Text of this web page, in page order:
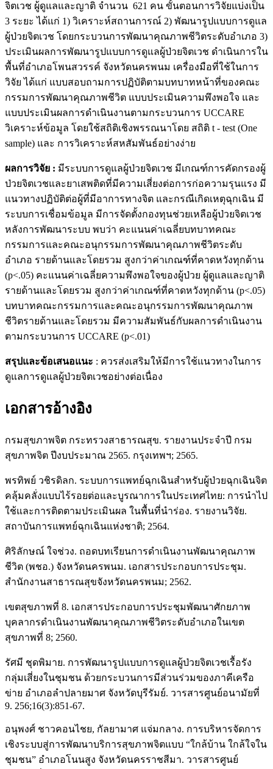
จิตเวช ผู้ดูแลและญาติ จำนวน 621 คน ขั้นตอนการวิจัยแบ่งเป็น
3 ระยะ ได้แก่ 1) วิเคราะห์สถานการณ์ 2) พัฒนารูปแบบการดูแล
ผู้ป่วยจิตเวช โดยกระบวนการพัฒนาคุณภาพชีวิตระดับอำเภอ 3)
ประเมินผลการพัฒนารูปแบบการดูแลผู้ป่วยจิตเวช ดำเนินการใน
พื้นที่อำเภอโพนสวรรค์ จังหวัดนครพนม เครื่องมือที่ใช้ในการ
วิจัย ได้แก่ แบบสอบถามการปฏิบัติตามบทบาทหน้าที่ของคณะ
กรรมการพัฒนาคุณภาพชีวิต แบบประเมินความพึงพอใจ และ
แบบประเมินผลการดำเนินงานตามกระบวนการ UCCARE
วิเคราะห์ข้อมูล โดยใช้สถิติเชิงพรรณนาโดย สถิติ t - test (One
sample) และ การวิเคราะห์สหสัมพันธ์อย่างง่าย
ผลการวิจัย : มีระบบการดูแลผู้ป่วยจิตเวช มีเกณฑ์การคัดกรองผู้
ป่วยจิตเวชและยาเสพติดที่มีความเสี่ยงต่อการก่อความรุนแรง มี
แนวทางปฏิบัติต่อผู้ที่มีอาการทางจิต และกรณีเกิดเหตุฉุกเฉิน มี
ระบบการเชื่อมข้อมูล มีการจัดตั้งกองทุนช่วยเหลือผู้ป่วยจิตเวช
หลังการพัฒนาระบบ พบว่า คะแนนค่าเฉลี่ยบทบาทคณะ
กรรมการและคณะอนุกรรมการพัฒนาคุณภาพชีวิตระดับ
อำเภอ รายด้านและโดยรวม สูงกว่าค่าเกณฑ์ที่คาดหวังทุกด้าน
(p<.05) คะแนนค่าเฉลี่ยความพึงพอใจของผู้ป่วย ผู้ดูแลและญาติ
รายด้านและโดยรวม สูงกว่าค่าเกณฑ์ที่คาดหวังทุกด้าน (p<.05)
บทบาทคณะกรรมการและคณะอนุกรรมการพัฒนาคุณภาพ
ชีวิตรายด้านและโดยรวม มีความสัมพันธ์กับผลการดำเนินงาน
ตามกระบวนการ UCCARE (p<.01)
สรุปและข้อเสนอแนะ : ควรส่งเสริมให้มีการใช้แนวทางในการ
ดูแลการดูแลผู้ป่วยจิตเวชอย่างต่อเนื่อง
เอกสารอ้างอิง
กรมสุขภาพจิต กระทรวงสาธารณสุข. รายงานประจำปี กรม
สุขภาพจิต ปีงบประมาณ 2565. กรุงเทพฯ; 2565.
พรทิพย์ วชิรดิลก. ระบบการแพทย์ฉุกเฉินสำหรับผู้ป่วยฉุกเฉินจิต
คลุ้มคลั่งแบบไร้รอยต่อและบูรณาการในประเทศไทย: การนำไป
ใช้และการติดตามประเมินผล ในพื้นที่นำร่อง. รายงานวิจัย.
สถาบันการแพทย์ฉุกเฉินแห่งชาติ; 2564.
ศิริลักษณ์ ใจช่วง. ถอดบทเรียนการดำเนินงานพัฒนาคุณภาพ
ชีวิต (พชอ.) จังหวัดนครพนม. เอกสารประกอบการประชุม.
สำนักงานสาธารณสุขจังหวัดนครพนม; 2562.
เขตสุขภาพที่ 8. เอกสารประกอบการประชุมพัฒนาศักยภาพ
บุคลากรดำเนินงานพัฒนาคุณภาพชีวิตระดับอำเภอในเขต
สุขภาพที่ 8; 2560.
รัศมี ชุดพิมาย. การพัฒนารูปแบบการดูแลผู้ป่วยจิตเวชเรื้อรัง
กลุ่มเสี่ยงในชุมชน ด้วยกระบวนการมีส่วนร่วมของภาคีเครือ
ข่าย อำเภอลำปลายมาศ จังหวัดบุรีรัมย์. วารสารศูนย์อนามัยที่
9. 256;16(3):851-67.
อนุพงศ์ ชาวคอนไชย, กัลยามาศ แจ่มกลาง. การบริหารจัดการ
เชิงระบบสู่การพัฒนาบริการสุขภาพจิตแบบ “ใกล้บ้าน ใกล้ใจใน
ชุมชน” อำเภอโนนสูง จังหวัดนครราชสีมา. วารสารศูนย์